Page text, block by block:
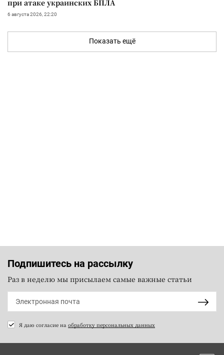
при атаке украинских БПЛА
6 августа 2026, 22:20
Показать ещё
Подпишитесь на рассылку
Раз в неделю мы присылаем самые важные статьи
Я даю согласие на обработку персональных данных